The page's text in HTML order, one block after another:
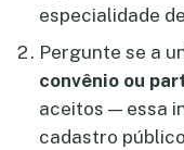
especialidade
Pergunte se a
convênio ou
aceitos — essa
cadastro